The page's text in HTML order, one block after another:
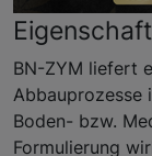
BN-ZYM liefert
Abbauprozesse
Boden- bzw.
Formulierung